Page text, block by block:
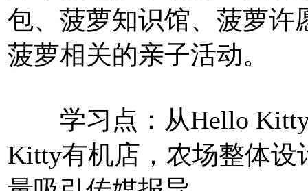
包、菠萝知识馆、菠萝许
菠萝相关的亲子活动。
学习点：从Hello Kitty
Kitty有机店，农场整体设